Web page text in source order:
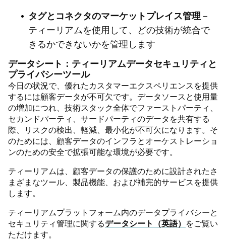
タグとコネクタのマーケットプレイス管理 –
ティーリアムを使用して、どの技術が統合で
きるかできないかを管理します
データシート：ティーリアムデータセキュリティと
プライバシーツール
今日の状況で、優れたカスタマーエクスペリエンスを提供
するには顧客データが不可欠です。データソースと使用量
の増加につれ、技術スタック全体でファーストパーティ、
セカンドパーティ、サードパーティのデータを共有する
際、リスクの検出、軽減、最小化が不可欠になります。そ
のためには、顧客データのインフラとオーケストレーショ
ンのための安全で拡張可能な環境が必要です。
ティーリアムは、顧客データの保護のために設計されたさ
まざまなツール、製品機能、および補完的サービスを提供
します。
ティーリアムプラットフォーム内のデータプライバシーと
セキュリティ管理に関するデータシート（英語） をご覧い
ただけます。